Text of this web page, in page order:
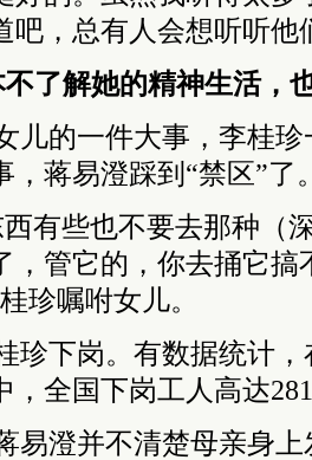
吧，总有人会想听听他
了解她的精神生活，
儿的一件大事，李桂
，蒋易澄踩到“禁区”了
有些也不要去那种（
，管它的，你去捅它搞
珍嘱咐女儿。
珍下岗。有数据统计，
，全国下岗工人高达
易澄并不清楚母亲身